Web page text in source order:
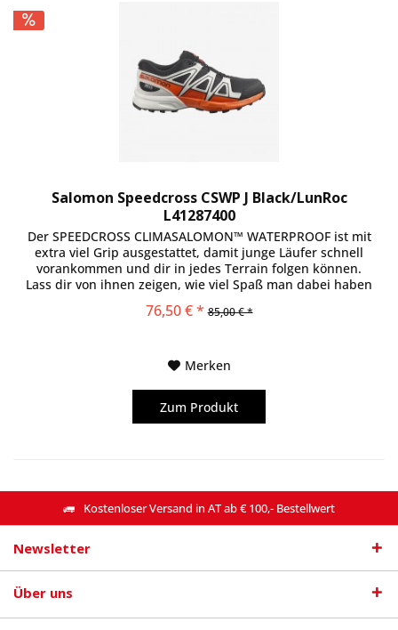
Salomon Speedcross CSWP J Black/LunRoc
L41287400
Der SPEEDCROSS CLIMASALOMON™ WATERPROOF ist mit
extra viel Grip ausgestattet, damit junge Läufer schnell
vorankommen und dir in jedes Terrain folgen können.
Lass dir von ihnen zeigen, wie viel Spaß man dabei haben
76,50 € * 85,00 € *
Merken
Zum Produkt
Kostenloser Versand in AT ab € 100,- Bestellwert
Newsletter
Über uns